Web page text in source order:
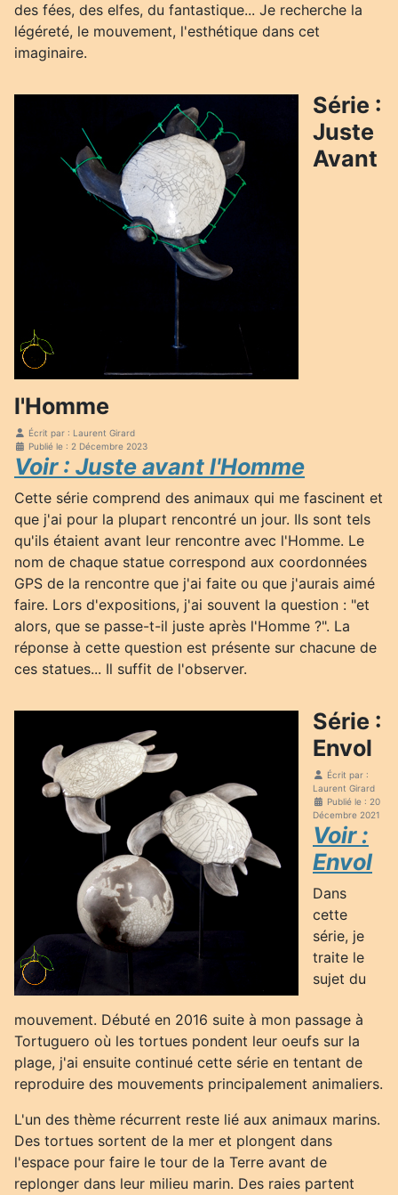
des fées, des elfes, du fantastique... Je recherche la
légéreté, le mouvement, l'esthétique dans cet
imaginaire.
Série :
Juste
Avant
l'Homme
Écrit par : Laurent Girard
Publié le : 2 Décembre 2023
Voir : Juste avant l'Homme
Cette série comprend des animaux qui me fascinent et
que j'ai pour la plupart rencontré un jour. Ils sont tels
qu'ils étaient avant leur rencontre avec l'Homme. Le
nom de chaque statue correspond aux coordonnées
GPS de la rencontre que j'ai faite ou que j'aurais aimé
faire. Lors d'expositions, j'ai souvent la question : "et
alors, que se passe-t-il juste après l'Homme ?". La
réponse à cette question est présente sur chacune de
ces statues... Il suffit de l'observer.
Série :
Envol
Écrit par :
Laurent Girard
Publié le : 20
Décembre 2021
Voir :
Envol
Dans
cette
série, je
traite le
sujet du
mouvement. Débuté en 2016 suite à mon passage à
Tortuguero où les tortues pondent leur oeufs sur la
plage, j'ai ensuite continué cette série en tentant de
reproduire des mouvements principalement animaliers.
L'un des thème récurrent reste lié aux animaux marins.
Des tortues sortent de la mer et plongent dans
l'espace pour faire le tour de la Terre avant de
replonger dans leur milieu marin. Des raies partent